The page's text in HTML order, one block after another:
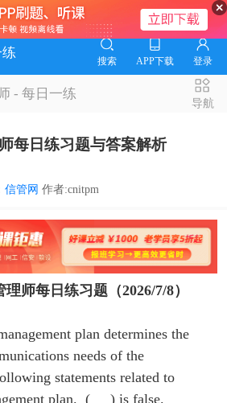
搜索 APP下载 登录
-每日一练
导航
每日练习题与答案解析
信管网 作者:cnitpm
师每日练习题（2026/7/8）
plan determines the
needs of the
statements related to
plan. ( ) is false.